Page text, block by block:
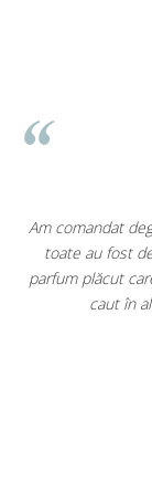
Am comandat
toate au fost
parfum plăcut
caut în